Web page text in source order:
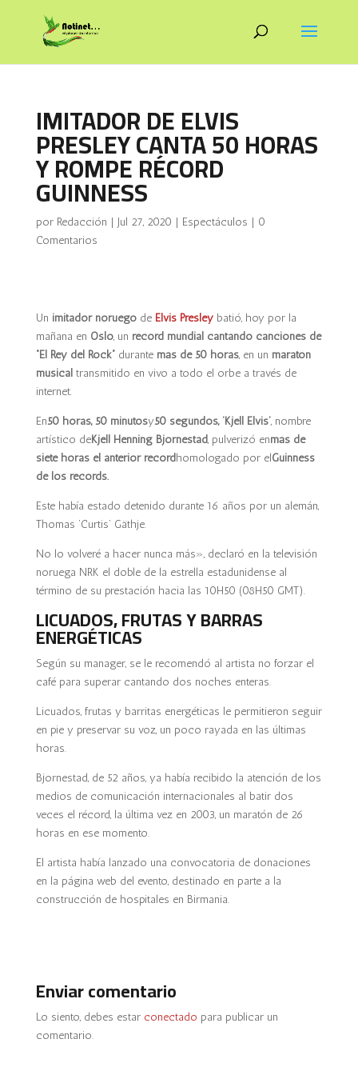
IMITADOR DE ELVIS
PRESLEY CANTA 50 HORAS
Y ROMPE RÉCORD
GUINNESS
por Redacción | Jul 27, 2020 | Espectáculos | 0
Comentarios
Un imitador noruegode Elvis Presleybatió, hoy por la
mañana en Oslo, un récord mundial cantando canciones de
“El Rey del Rock”durante más de 50 horas, en un maratón
musical transmitido en vivo a todo el orbe a través de
internet.
En50 horas,50 minutosy50 segundos, ‘Kjell Elvis’, nombre
artístico deKjell Henning Bjornestad, pulverizó enmás de
siete horasel anterior récordhomologado por elGuinness
de los récords.
Este había estado detenido durante 16 años por un alemán,
Thomas ‘Curtis’ Gäthje.
No lo volveré a hacer nunca más», declaró en la televisión
noruega NRK el doble de la estrella estadunidense al
término de su prestación hacia las 10H50 (08H50 GMT).
LICUADOS, FRUTAS Y BARRAS
ENERGÉTICAS
Según su manager, se le recomendó al artista no forzar el
café para superar cantando dos noches enteras.
Licuados, frutas y barritas energéticas le permitieron seguir
en pie y preservar su voz, un poco rayada en las últimas
horas.
Bjornestad, de 52 años, ya había recibido la atención de los
medios de comunicación internacionales al batir dos
veces el récord, la última vez en 2003, un maratón de 26
horas en ese momento.
El artista había lanzado una convocatoria de donaciones
en la página web del evento, destinado en parte a la
construcción de hospitales en Birmania.
Enviar comentario
Lo siento, debes estar conectado para publicar un
comentario.